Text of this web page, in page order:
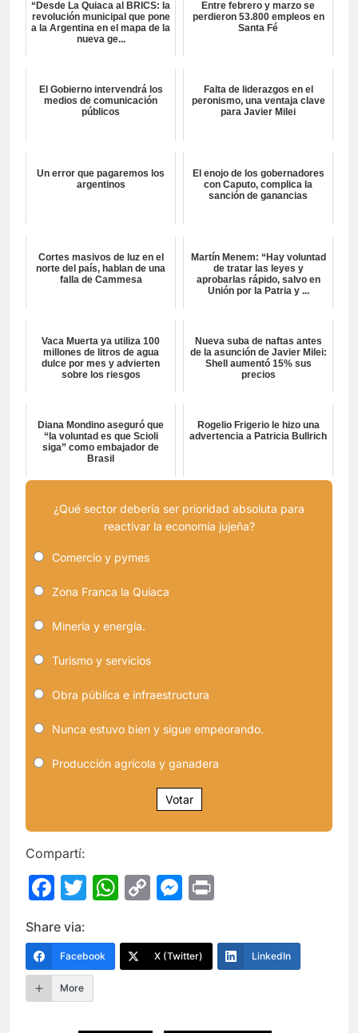
“Desde La Quiaca al BRICS: la
revolución municipal que pone
a la Argentina en el mapa de la
nueva ge...
Entre febrero y marzo se
perdieron 53.800 empleos en
Santa Fé
El Gobierno intervendrá los
medios de comunicación
públicos
Falta de liderazgos en el
peronismo, una ventaja clave
para Javier Milei
Un error que pagaremos los
argentinos
El enojo de los gobernadores
con Caputo, complica la
sanción de ganancias
Cortes masivos de luz en el
norte del país, hablan de una
falla de Cammesa
Martín Menem: “Hay voluntad
de tratar las leyes y
aprobarlas rápido, salvo en
Unión por la Patria y ...
Vaca Muerta ya utiliza 100
millones de litros de agua
dulce por mes y advierten
sobre los riesgos
Nueva suba de naftas antes
de la asunción de Javier Milei:
Shell aumentó 15% sus
precios
Diana Mondino aseguró que
“la voluntad es que Scioli
siga” como embajador de
Brasil
Rogelio Frigerio le hizo una
advertencia a Patricia Bullrich
¿Qué sector debería ser prioridad absoluta para
reactivar la economía jujeña?
Comercio y pymes
Zona Franca la Quiaca
Minería y energía.
Turismo y servicios
Obra pública e infraestructura
Nunca estuvo bien y sigue empeorando.
Producción agrícola y ganadera
Votar
Compartí:
Facebook
Twitter
WhatsApp
CopyMessenger
Share via:
Facebook X (Twitter) LinkedIn
More